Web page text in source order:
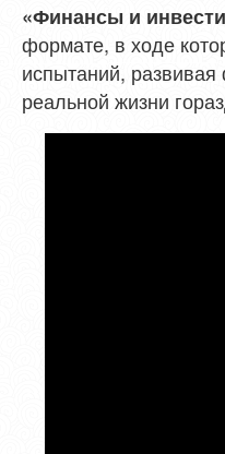
«Финансы и
формате, в ходе
испытаний,
реальной жизни